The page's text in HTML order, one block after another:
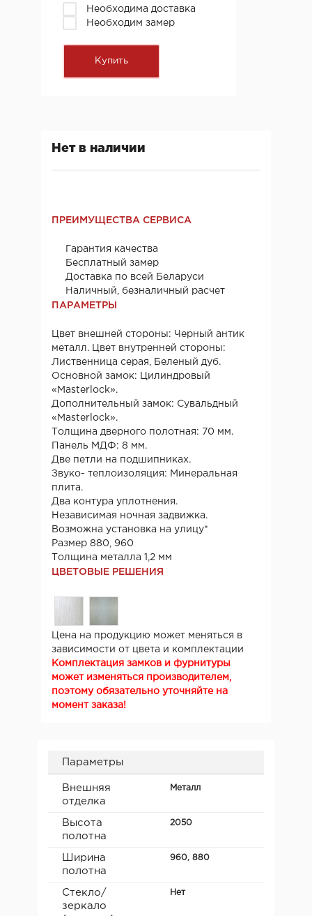
Необходима доставка
Необходим замер
Нет в наличии
ПРЕИМУЩЕСТВА СЕРВИСА
Гарантия качества
Бесплатный замер
Доставка по всей Беларуси
Наличный, безналичный расчет
ПАРАМЕТРЫ
Цвет внешней стороны: Черный антик
металл. Цвет внутренней стороны:
Лиственница серая, Беленый дуб.
Основной замок: Цилиндровый
«Masterlock».
Дополнительный замок: Сувальдный
«Masterlock».
Толщина дверного полотная: 70 мм.
Панель МДФ: 8 мм.
Две петли на подшипниках.
Звуко- теплоизоляция: Минеральная
плита.
Два контура уплотнения.
Независимая ночная задвижка.
Возможна установка на улицу*
Размер 880, 960
Толщина металла 1,2 мм
ЦВЕТОВЫЕ РЕШЕНИЯ
Цена на продукцию может меняться в
зависимости от цвета и комплектации
Комплектация замков и фурнитуры
может изменяться производителем,
поэтому обязательно уточняйте на
момент заказа!
Параметры
Внешняя
отделка
Металл
Высота
полотна
2050
Ширина
полотна
960, 880
Стекло/
зеркало
Нет